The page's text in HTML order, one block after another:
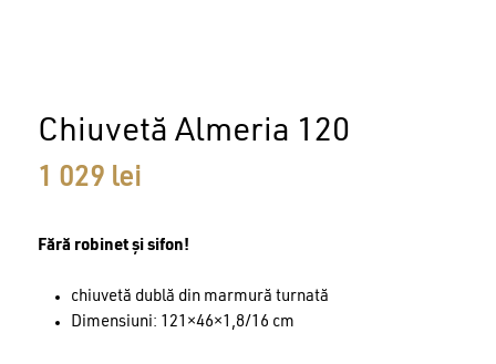
Chiuvetă Almeria 120
1 029 lei
Fără robinet și sifon!
chiuvetă dublă din marmură turnată
Dimensiuni: 121×46×1,8/16 cm